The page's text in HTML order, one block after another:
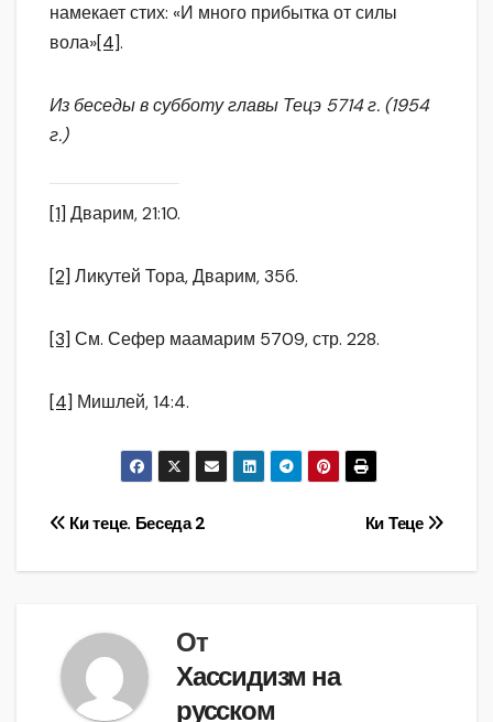
намекает стих: «И много прибытка от силы
вола»[4].
Из беседы в субботу главы Тецэ 5714 г. (1954
г.)
[1] Дварим, 21:10.
[2] Ликутей Тора, Дварим, 35б.
[3] См. Сефер маамарим 5709, стр. 228.
[4] Мишлей, 14:4.
Навигация
по
Ки Теце
Ки теце. Беседа 2
От
Хассидизм на
русском